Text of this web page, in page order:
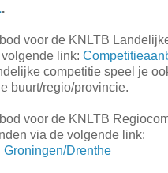
.
voor de KNLTB
link:
competitie speel je
buurt/regio/provincie.
voor de KNLTB
via de volgende link:
Drenthe